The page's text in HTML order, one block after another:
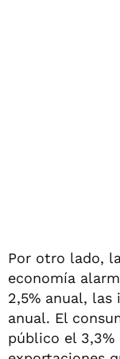
Por otro lado,
economía
2,5% anual, las
anual. El
público el